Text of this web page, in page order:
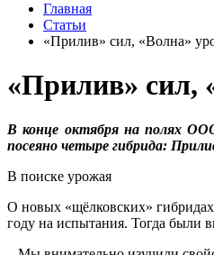
Главная
Статьи
«Прилив» сил, «Волна»
«Прилив» сил,
В конце октября на полях
посеяно четыре гибрида:
В поиске урожая
О новых «щёлковских»
году на испытания. Тогда были